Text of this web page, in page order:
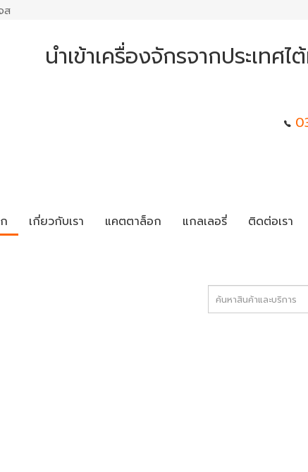
ส
นำเข้าเครื่องจักรจากประเทศ
เกี่ยวกับเรา แคตตาล็อก แกลเลอรี่ ติดต่อเรา